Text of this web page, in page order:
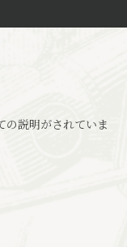
の説明がされていま